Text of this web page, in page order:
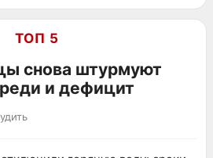
ТОП 5
снова штурмуют
и дефицит